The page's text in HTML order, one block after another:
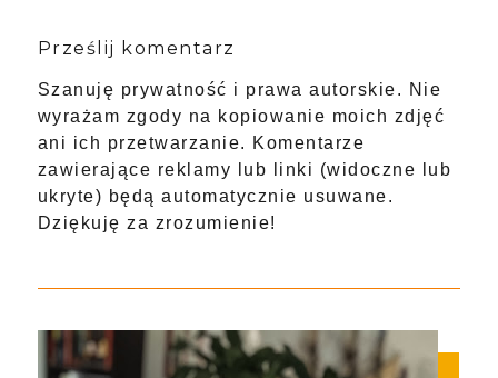
Prześlij komentarz
Szanuję prywatność i prawa autorskie. Nie
wyrażam zgody na kopiowanie moich zdjęć
ani ich przetwarzanie. Komentarze
zawierające reklamy lub linki (widoczne lub
ukryte) będą automatycznie usuwane.
Dziękuję za zrozumienie!